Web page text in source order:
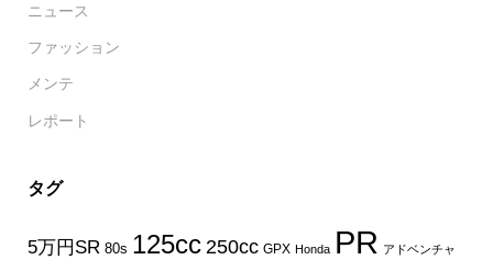
ニュース
ファッション
メンテ
レポート
タグ
5万円SR 80s 125cc 250cc GPX Honda PR アドベンチャ